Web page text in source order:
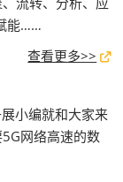
能……
查看更多>>
小编就和大家来
网络高速的数